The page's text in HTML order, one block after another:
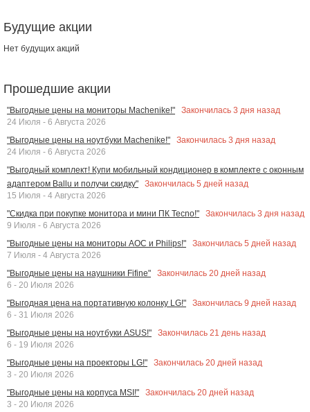
Будущие акции
Нет будущих акций
Прошедшие акции
"Выгодные цены на мониторы Machenike!" Закончилась 3 дня назад
24 Июля - 6 Августа 2026
"Выгодные цены на ноутбуки Machenike!"
Закончилась 3 дня назад
24 Июля - 6 Августа 2026
"Выгодный комплект! Купи мобильный кондиционер в комплекте с оконным
адаптером Ballu и получи скидку"
Закончилась 5 дней назад
15 Июля - 4 Августа 2026
"Скидка при покупке монитора и мини ПК Tecno!"
Закончилась 3 дня назад
9 Июля - 6 Августа 2026
"Выгодные цены на мониторы AOC и Philips!"
Закончилась 5 дней назад
7 Июля - 4 Августа 2026
"Выгодные цены на наушники Fifine"
Закончилась 20 дней назад
6 - 20 Июля 2026
"Выгодная цена на портативную колонку LG!"
Закончилась 9 дней назад
6 - 31 Июля 2026
"Выгодные цены на ноутбуки ASUS!"
Закончилась 21 день назад
6 - 19 Июля 2026
"Выгодные цены на проекторы LG!"
Закончилась 20 дней назад
3 - 20 Июля 2026
"Выгодные цены на корпуса MSI!"
Закончилась 20 дней назад
3 - 20 Июля 2026